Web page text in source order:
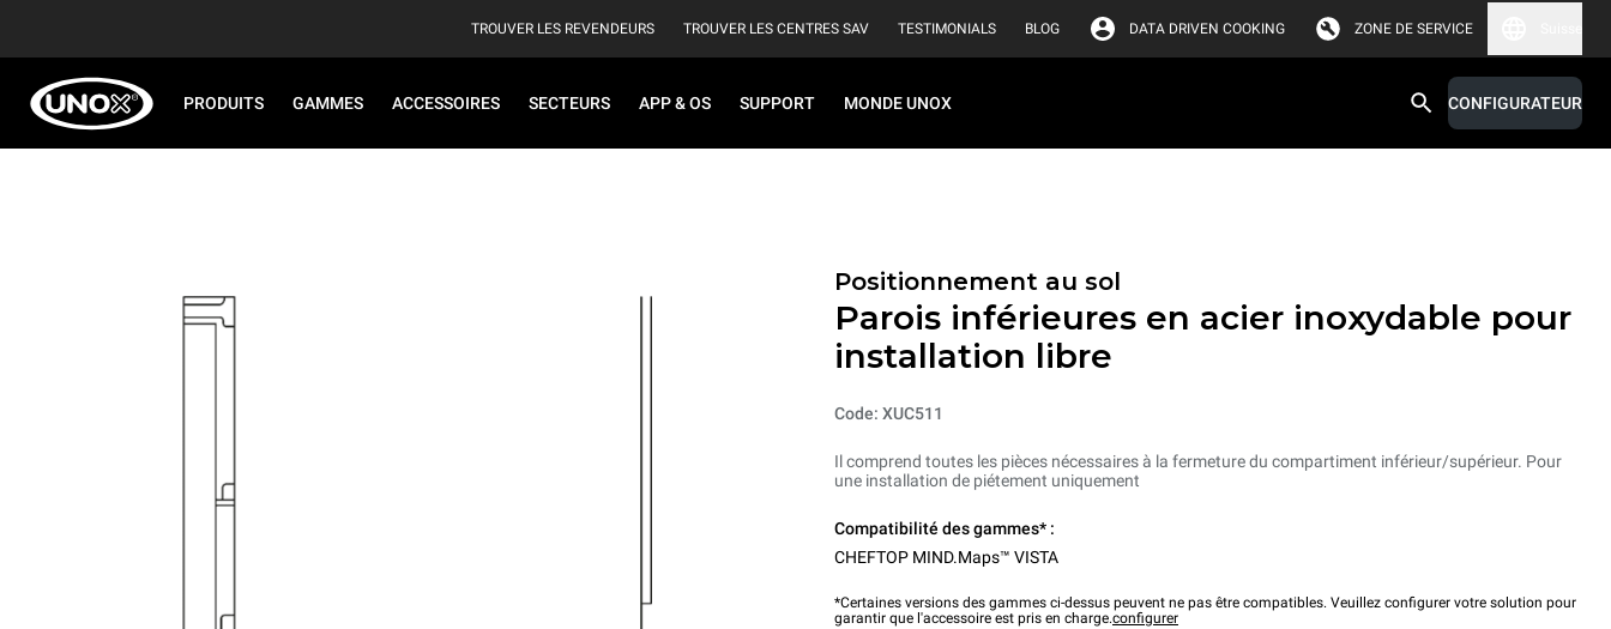
TROUVER LES REVENDEURS TROUVER LES CENTRES SAV TESTIMONIALS BLOG DATA DRIVEN COOKING ZONE DE SERVICE
PRODUITS GAMMES ACCESSOIRES SECTEURS APP & OS SUPPORT MONDE UNOX CONFIGURATEUR
Positionnement au sol
Parois inférieures en acier inoxydable pour
installation libre
Code: XUC511
Il comprend toutes les pièces nécessaires à la fermeture du compartiment inférieur/supérieur. Pour
une installation de piétement uniquement
Compatibilité des gammes* :
CHEFTOP MIND.Maps™ VISTA
*Certaines versions des gammes ci-dessus peuvent ne pas être compatibles. Veuillez configurer votre solution pour
garantir que l'accessoire est pris en charge.configurer